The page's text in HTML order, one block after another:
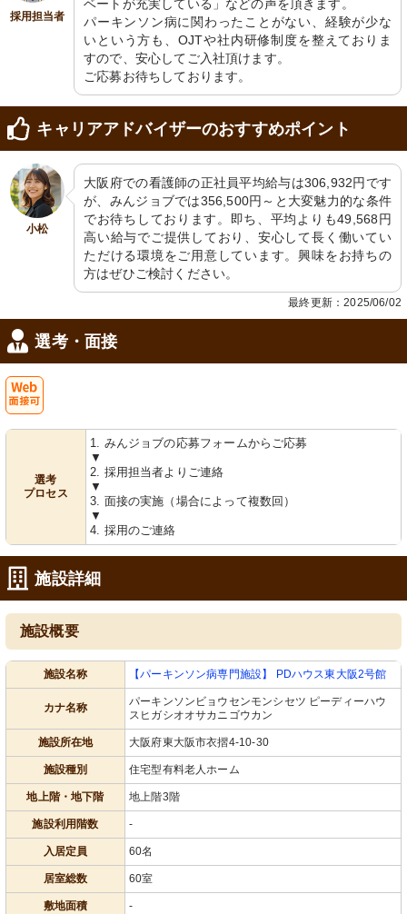
採用担当者
ベートが充実している」などの声を頂きます。
パーキンソン病に関わったことがない、経験が少な
いという方も、OJTや社内研修制度を整えておりま
すので、安心してご入社頂けます。
ご応募お待ちしております。
キャリアアドバイザーのおすすめポイント
小松
大阪府での看護師の正社員平均給与は306,932円です
が、みんジョブでは356,500円～と大変魅力的な条件
でお待ちしております。即ち、平均よりも49,568円
高い給与でご提供しており、安心して長く働いてい
ただける環境をご用意しています。興味をお持ちの
方はぜひご検討ください。
最終更新：2025/06/02
選考・面接
選考
プロセス
1. みんジョブの応募フォームからご応募
▼
2. 採用担当者よりご連絡
▼
3. 面接の実施（場合によって複数回）
▼
4. 採用のご連絡
施設詳細
施設概要
施設名称 【パーキンソン病専門施設】 PDハウス東大阪2号館
カナ名称
パーキンソンビョウセンモンシセツ ピーディーハウ
スヒガシオオサカニゴウカン
施設所在地 大阪府東大阪市衣摺4-10-30
施設種別 住宅型有料老人ホーム
地上階・地下階 地上階3階
施設利用階数 -
入居定員 60名
居室総数 60室
敷地面積 -